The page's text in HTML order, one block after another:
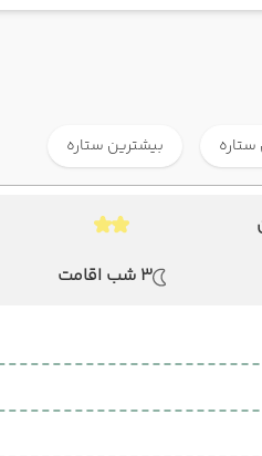
بیشترین ستاره
3 شب اقامت